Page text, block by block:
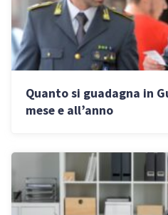
Quanto si guadagna in
mese e all’anno